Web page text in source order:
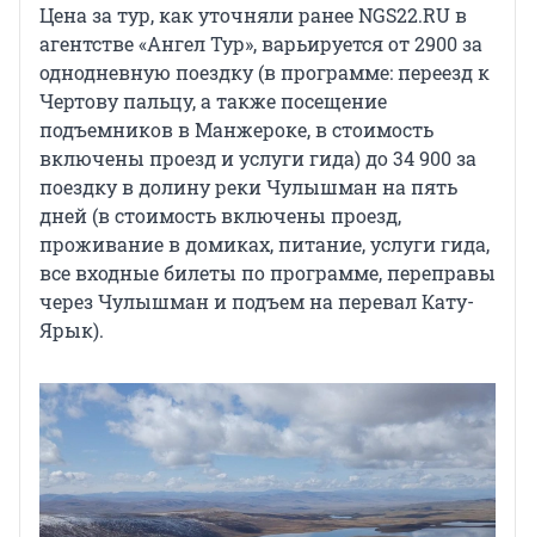
Цена за тур, как уточняли ранее NGS22.RU в
агентстве «Ангел Тур», варьируется от 2900 за
однодневную поездку (в программе: переезд к
Чертову пальцу, а также посещение
подъемников в Манжероке, в стоимость
включены проезд и услуги гида) до 34 900 за
поездку в долину реки Чулышман на пять
дней (в стоимость включены проезд,
проживание в домиках, питание, услуги гида,
все входные билеты по программе, переправы
через Чулышман и подъем на перевал Кату-
Ярык).